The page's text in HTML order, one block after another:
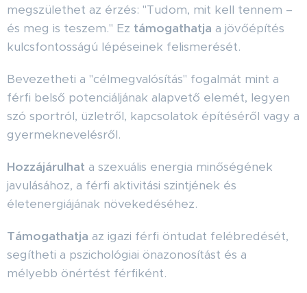
megszülethet az érzés: "Tudom, mit kell tennem –
és meg is teszem." Ez támogathatja a jövőépítés
kulcsfontosságú lépéseinek felismerését.
Bevezetheti a "célmegvalósítás" fogalmát mint a
férfi belső potenciáljának alapvető elemét, legyen
szó sportról, üzletről, kapcsolatok építéséről vagy a
gyermeknevelésről.
Hozzájárulhat a szexuális energia minőségének
javulásához, a férfi aktivitási szintjének és
életenergiájának növekedéséhez.
Támogathatja az igazi férfi öntudat felébredését,
segítheti a pszichológiai önazonosítást és a
mélyebb önértést férfiként.